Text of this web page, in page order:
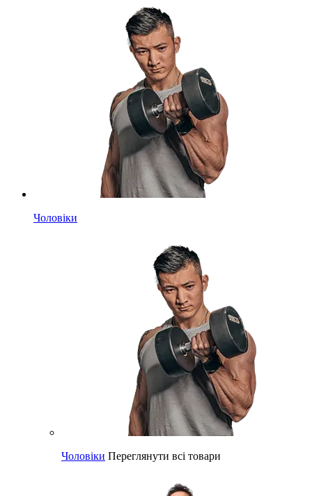
Чоловіки
Чоловіки Переглянути всі товари